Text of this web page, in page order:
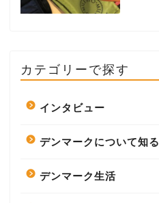
カテゴリーで探す
インタビュー
デンマークについて知る
デンマーク生活